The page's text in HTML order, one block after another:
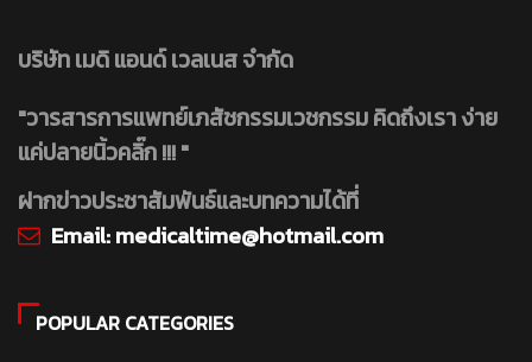
บริษัท เมดิ แอนด์ เวลเนส จำกัด
"วารสารการแพทย์เภสัชกรรมเวชกรรม คิดถึงเรา ง่าย
แค่ปลายนิ้วคลิ๊ก !!! "
ฝากข่าวประชาสัมพันธ์และบทความได้ที่
Email:medicaltime@hotmail.com
POPULAR CATEGORIES